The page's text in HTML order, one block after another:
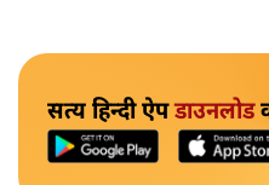
सत्य हिन्दी ऐपडाउनलोड